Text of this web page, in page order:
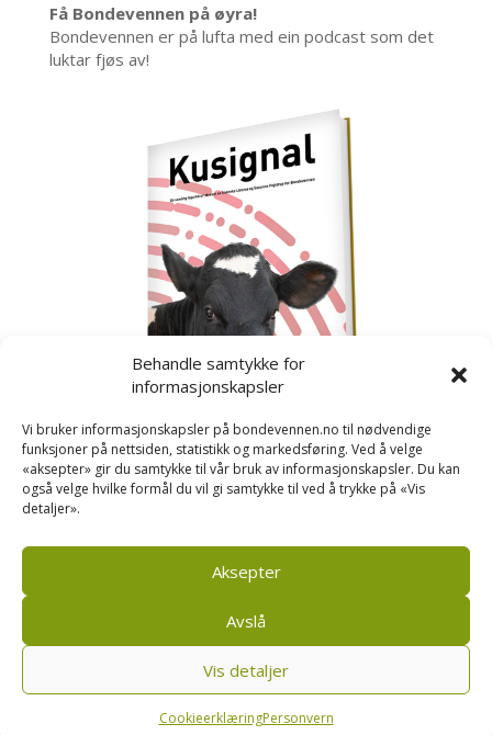
Behandle samtykke for
informasjonskapsler
Vi bruker informasjonskapsler på bondevennen.no til nødvendige
funksjoner på nettsiden, statistikk og markedsføring. Ved å velge
«aksepter» gir du samtykke til vår bruk av informasjonskapsler. Du kan
også velge hvilke formål du vil gi samtykke til ved å trykke på «Vis
detaljer».
Aksepter
Avslå
Vis detaljer
CookieerklæringPersonvern
Få Bondevennen på øyra!
Bondevennen er på lufta med ein podcast som det
luktar fjøs av!
Kusignal
om kusignal i eit eige hefte.
Bondevennen AS, Pb 208, sentrum, 4001 Stavanger
Personvern og cookies regler